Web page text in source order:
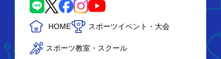
HOME スポーツイベント・大会
スポーツ教室・スクール